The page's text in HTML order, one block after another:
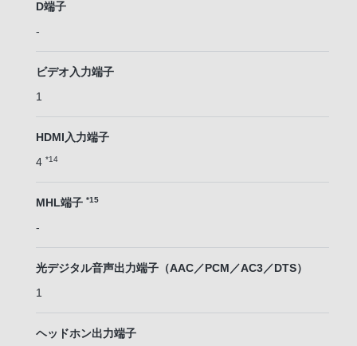
D端子
-
ビデオ入力端子
1
HDMI入力端子
4 *14
MHL端子 *15
-
光デジタル音声出力端子（AAC／PCM／AC3／DTS）
1
ヘッドホン出力端子